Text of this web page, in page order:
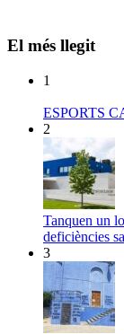
El més llegit
1
ESPORTS
2
Tanquen un
deficiències
3